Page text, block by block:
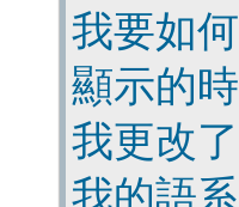
我要如
顯示的
我更改
我的語